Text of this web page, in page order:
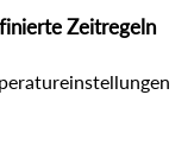
Zeitregeln